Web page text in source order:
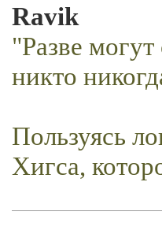
Ravik
"Разве
никто
Пользуясь
Хигса,